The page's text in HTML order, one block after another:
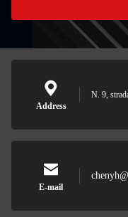
Address
N. 9,
E-mail